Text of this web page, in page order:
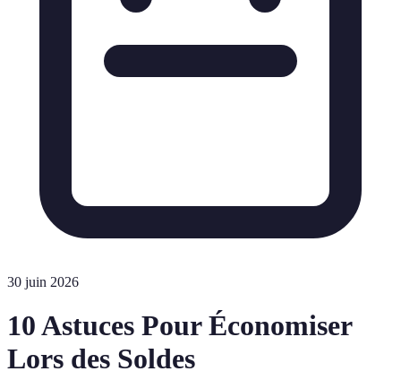
30 juin 2026
10 Astuces Pour Économiser
Lors des Soldes